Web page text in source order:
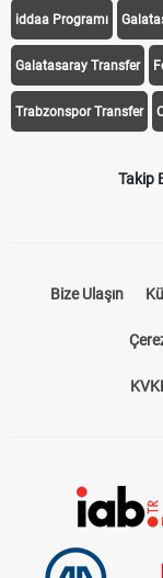
iddaa Programı
Galatasaray Transfer
Trabzonspor Transfer
Takip
Bize Ulaşın